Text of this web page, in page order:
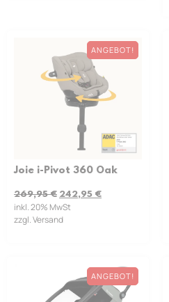
ANGEBOT!
Joie i-Pivot 360 Oak
269,95€ 242,95 €
inkl. 20% MwSt
zzgl. Versand
ANGEBOT!